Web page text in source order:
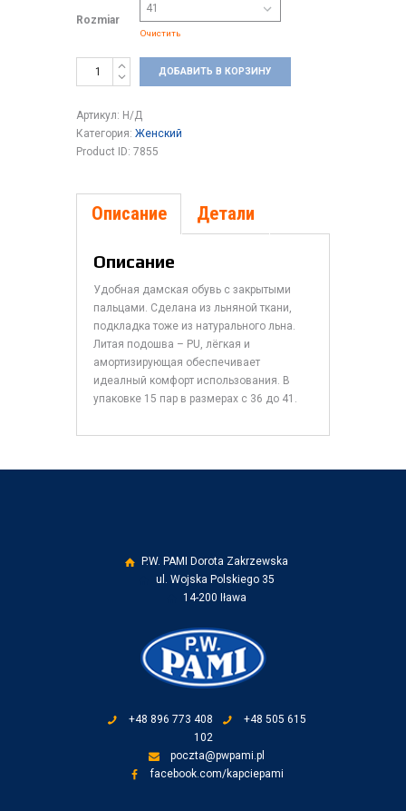
Rozmiar
Очистить
Количество
TOP-
L
026
ДОБАВИТЬ В КОРЗИНУ
Артикул: Н/Д
Категория: Женский
Product ID: 7855
Описание Детали
Описание
Удобная дамская обувь с закрытыми
пальцами. Сделана из льняной ткани,
подкладка тоже из натурального льна.
Литая подошва – PU, лёгкая и
амортизирующая обеспечивает
идеалный комфорт использования. В
упаковке 15 пар в размерах с 36 до 41.
P.W. PAMI Dorota Zakrzewska
ul. Wojska Polskiego 35
14-200 Iława
+48 896 773 408
+48 505 615
102
poczta@pwpami.pl
facebook.com/kapciepami